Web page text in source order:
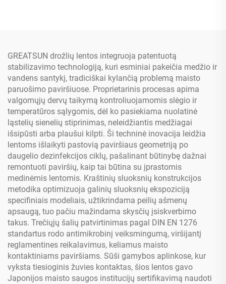
GREATSUN drožlių lentos integruoja patentuotą
stabilizavimo technologiją, kuri esminiai pakeičia medžio ir
vandens santykį, tradiciškai kylančią problemą maisto
paruošimo paviršiuose. Proprietarinis procesas apima
valgomųjų dervų taikymą kontroliuojamomis slėgio ir
temperatūros sąlygomis, dėl ko pasiekiama nuolatinė
ląstelių sienelių stiprinimas, neleidžiantis medžiagai
išsipūsti arba plaušui kilpti. Ši techninė inovacija leidžia
lentoms išlaikyti pastovią paviršiaus geometriją po
daugelio dezinfekcijos ciklų, pašalinant būtinybę dažnai
remontuoti paviršių, kaip tai būtina su įprastomis
medinėmis lentomis. Kraštinių sluoksnių konstrukcijos
metodika optimizuoja galinių sluoksnių ekspoziciją
specifiniais modeliais, užtikrindama peilių ašmenų
apsaugą, tuo pačiu mažindama skysčių įsiskverbimo
takus. Trečiųjų šalių patvirtinimas pagal DIN EN 1276
standartus rodo antimikrobinį veiksmingumą, viršijantį
reglamentines reikalavimus, keliamus maisto
kontaktiniams paviršiams. Sūši gamybos aplinkose, kur
vyksta tiesioginis žuvies kontaktas, šios lentos gavo
Japonijos maisto saugos institucijų sertifikavimą naudoti